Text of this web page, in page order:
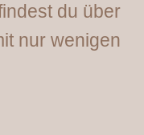
du über
nur wenigen